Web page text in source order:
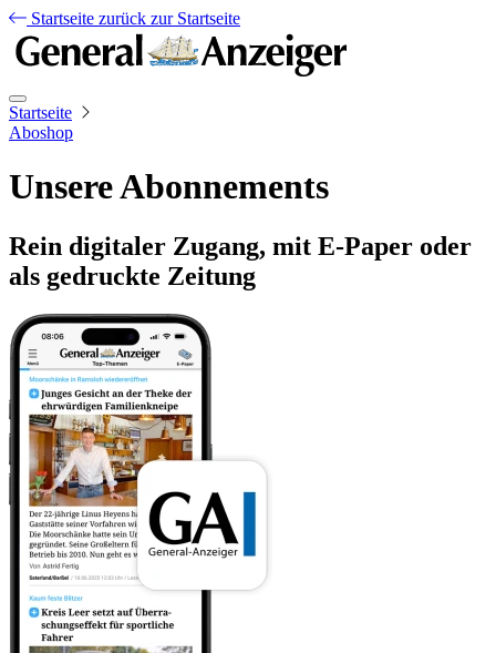
Startseite zurück zur Startseite
Startseite
Aboshop
Unsere Abonnements
Rein digitaler Zugang, mit E-Paper oder
als gedruckte Zeitung